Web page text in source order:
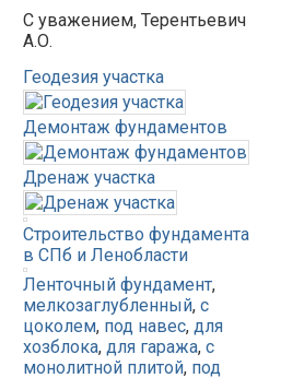
С уважением, Терентьевич
А.О.
Геодезия участка
Демонтаж фундаментов
Дренаж участка
Строительство фундамента
в СПб и Ленобласти
Ленточный фундамент,
мелкозаглубленный, с
цоколем, под навес, для
хозблока, для гаража, с
монолитной плитой, под